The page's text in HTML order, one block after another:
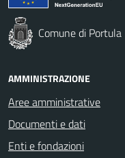
Comune di Portula
AMMINISTRAZIONE
Aree amministrative
Documenti e dati
Enti e fondazioni